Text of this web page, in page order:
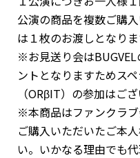
公演の商品を複数ご購
は１枚のお渡しとなりま
※お見送り会は
ントとなりますためス
（ORβIT）の参加はござ
※本商品はファンクラブ
ご購入いただいたご本
い。いかなる理由でも